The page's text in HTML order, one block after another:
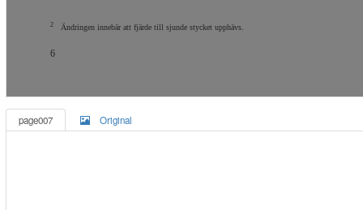
6
2 Ändringen innebär att fjärde till sjunde stycket upphävs.
page007 Original